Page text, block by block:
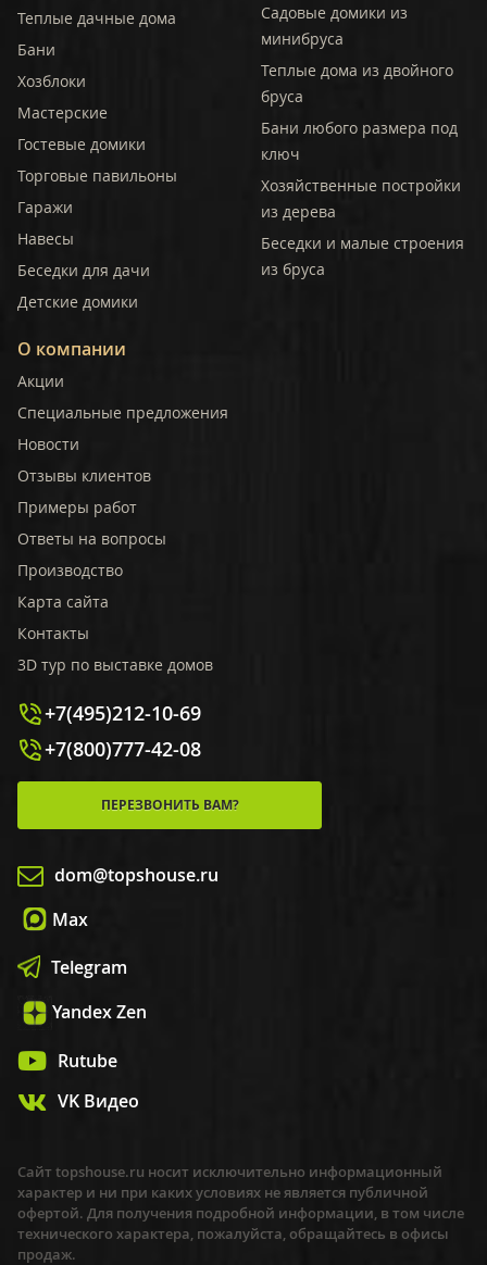
Теплые дачные дома
Бани
Хозблоки
Мастерские
Гостевые домики
Торговые павильоны
Гаражи
Навесы
Беседки для дачи
Детские домики
Садовые домики из
минибруса
Теплые дома из двойного
бруса
Бани любого размера под
ключ
Хозяйственные постройки
из дерева
Беседки и малые строения
из бруса
О компании
Акции
Специальные предложения
Новости
Отзывы клиентов
Примеры работ
Ответы на вопросы
Производство
Карта сайта
Контакты
3D тур по выставке домов
+7(495)212-10-69
+7(800)777-42-08
ПЕРЕЗВОНИТЬ ВАМ?
dom@topshouse.ru
Max
Telegram
Yandex Zen
Rutube
VK Видео
Сайт topshouse.ru носит исключительно информационный
характер и ни при каких условиях не является публичной
офертой. Для получения подробной информации, в том числе
технического характера, пожалуйста, обращайтесь в офисы
продаж.